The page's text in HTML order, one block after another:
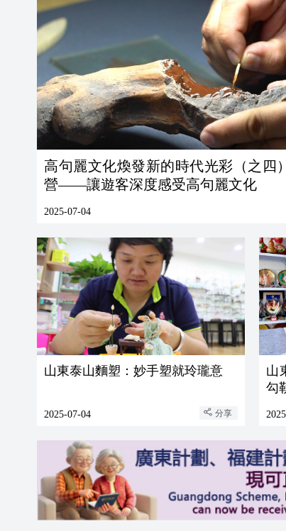
高句麗文化煥發新的時代光彩（之四
營——讓遊客深度感受高句麗文化
2025-07-04
山東泰山麵塑：妙手塑就玲瓏意
2025-07-04 分享
山
勾